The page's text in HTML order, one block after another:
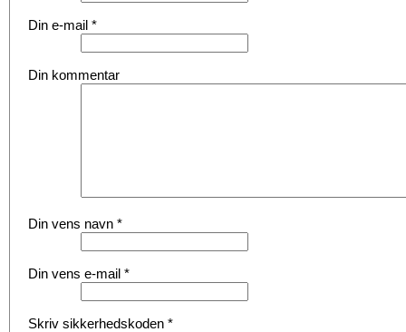
Din e-mail *
Din kommentar
Din vens navn *
Din vens e-mail *
Skriv sikkerhedskoden *